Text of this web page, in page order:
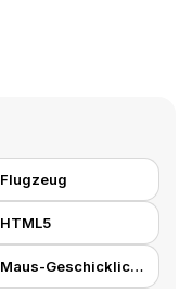
Flugzeug
HTML5
Maus-Geschicklichkeit